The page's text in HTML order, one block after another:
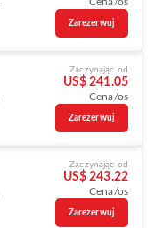
Zarezerwuj
Zaczynając od
US$ 241.05
Cena/os
Zarezerwuj
Zaczynając od
US$ 243.22
Cena/os
Zarezerwuj